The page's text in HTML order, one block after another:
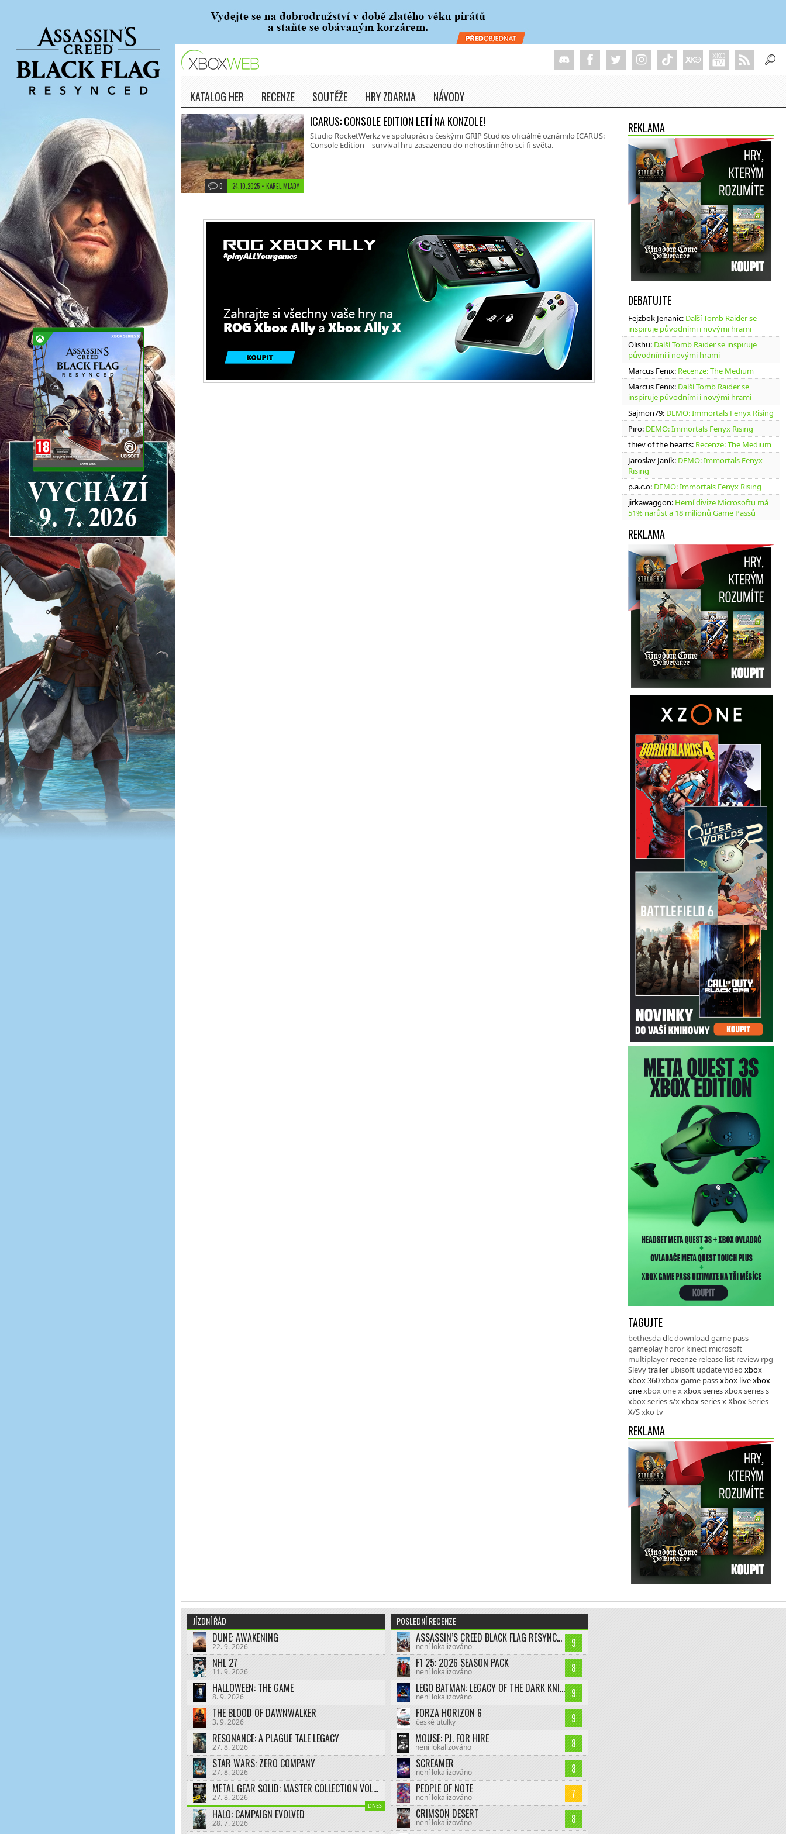
KATALOG HER RECENZE SOUTĚŽE HRY ZDARMA NÁVODY
REKLAMA
DEBATUJTE
Fejzbok Jenanic: Další Tomb Raider se
inspiruje původními i novými hrami
Olishu: Další Tomb Raider se inspiruje
původními i novými hrami
Marcus Fenix: Recenze: The Medium
Marcus Fenix: Další Tomb Raider se
inspiruje původními i novými hrami
Sajmon79: DEMO: Immortals Fenyx Rising
Piro: DEMO: Immortals Fenyx Rising
thiev of the hearts: Recenze: The Medium
Jaroslav Janík: DEMO: Immortals Fenyx
Rising
p.a.c.o: DEMO: Immortals Fenyx Rising
jirkawaggon: Herní divize Microsoftu má
51% narůst a 18 milionů Game Passů
REKLAMA
TAGUJTE
bethesdadlcdownload game pass
gameplay horor kinect microsoft
multiplayer recenze release list review rpg
Slevytrailer ubisoft updatevideo xbox
xbox 360xbox game passxbox livexbox
onexbox one xxbox seriesxbox series s
xbox series s/xxbox series xXbox Series
X/Sxko tv
REKLAMA
24.10.2025 • KAREL MLADY
0
ICARUS: CONSOLE EDITION LETÍ NA KONZOLE!
Studio RocketWerkz ve spolupráci s českými GRIP Studios oficiálně oznámilo ICARUS:
Console Edition – survival hru zasazenou do nehostinného sci-fi světa.
JÍZDNÍ ŘÁD
DUNE: AWAKENING
22. 9. 2026
NHL 27
11. 9. 2026
HALLOWEEN: THE GAME
8. 9. 2026
THE BLOOD OF DAWNWALKER
3. 9. 2026
RESONANCE: A PLAGUE TALE LEGACY
27. 8. 2026
STAR WARS: ZERO COMPANY
27. 8. 2026
METAL GEAR SOLID: MASTER COLLECTION VOL.2
27. 8. 2026
DNES
HALO: CAMPAIGN EVOLVED
28. 7. 2026
POSLEDNÍ RECENZE
9
ASSASSIN’S CREED BLACK FLAG RESYNCED
není lokalizováno
8
F1 25: 2026 SEASON PACK
není lokalizováno
9
LEGO BATMAN: LEGACY OF THE DARK KNIGHT
není lokalizováno
9
FORZA HORIZON 6
české titulky
8
MOUSE: P.I. FOR HIRE
není lokalizováno
8
SCREAMER
není lokalizováno
7
PEOPLE OF NOTE
není lokalizováno
8
CRIMSON DESERT
není lokalizováno